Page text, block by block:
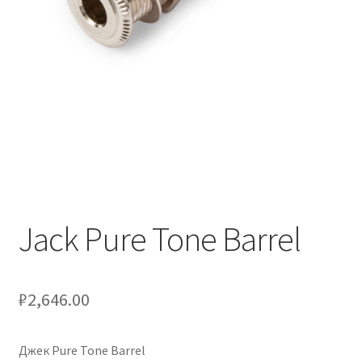
Подтверждение заказа
Jack Pure Tone Barrel
₽2,646.00
Джек Pure Tone Barrel